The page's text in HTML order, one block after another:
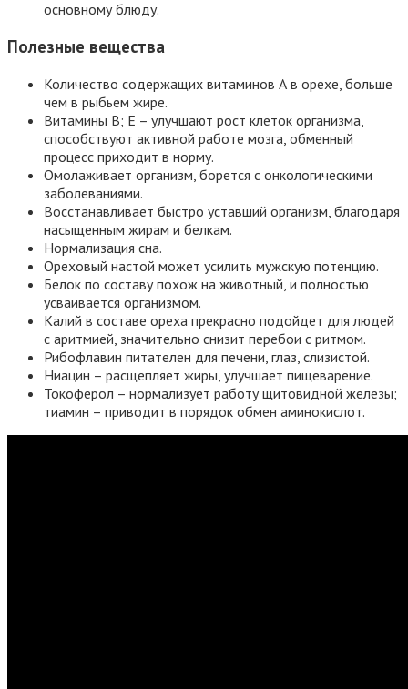
основному блюду.
Полезные вещества
Количество содержащих витаминов А в орехе, больше
чем в рыбьем жире.
Витамины В; Е – улучшают рост клеток организма,
способствуют активной работе мозга, обменный
процесс приходит в норму.
Омолаживает организм, борется с онкологическими
заболеваниями.
Восстанавливает быстро уставший организм, благодаря
насыщенным жирам и белкам.
Нормализация сна.
Ореховый настой может усилить мужскую потенцию.
Белок по составу похож на животный, и полностью
усваивается организмом.
Калий в составе ореха прекрасно подойдет для людей
с аритмией, значительно снизит перебои с ритмом.
Рибофлавин питателен для печени, глаз, слизистой.
Ниацин – расщепляет жиры, улучшает пищеварение.
Токоферол – нормализует работу щитовидной железы;
тиамин – приводит в порядок обмен аминокислот.